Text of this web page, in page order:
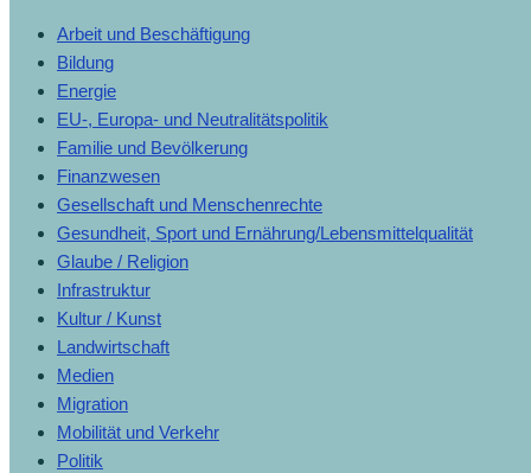
Arbeit und Beschäftigung
Bildung
Energie
EU-, Europa- und Neutralitätspolitik
Familie und Bevölkerung
Finanzwesen
Gesellschaft und Menschenrechte
Gesundheit, Sport und Ernährung/Lebensmittelqualität
Glaube / Religion
Infrastruktur
Kultur / Kunst
Landwirtschaft
Medien
Migration
Mobilität und Verkehr
Politik